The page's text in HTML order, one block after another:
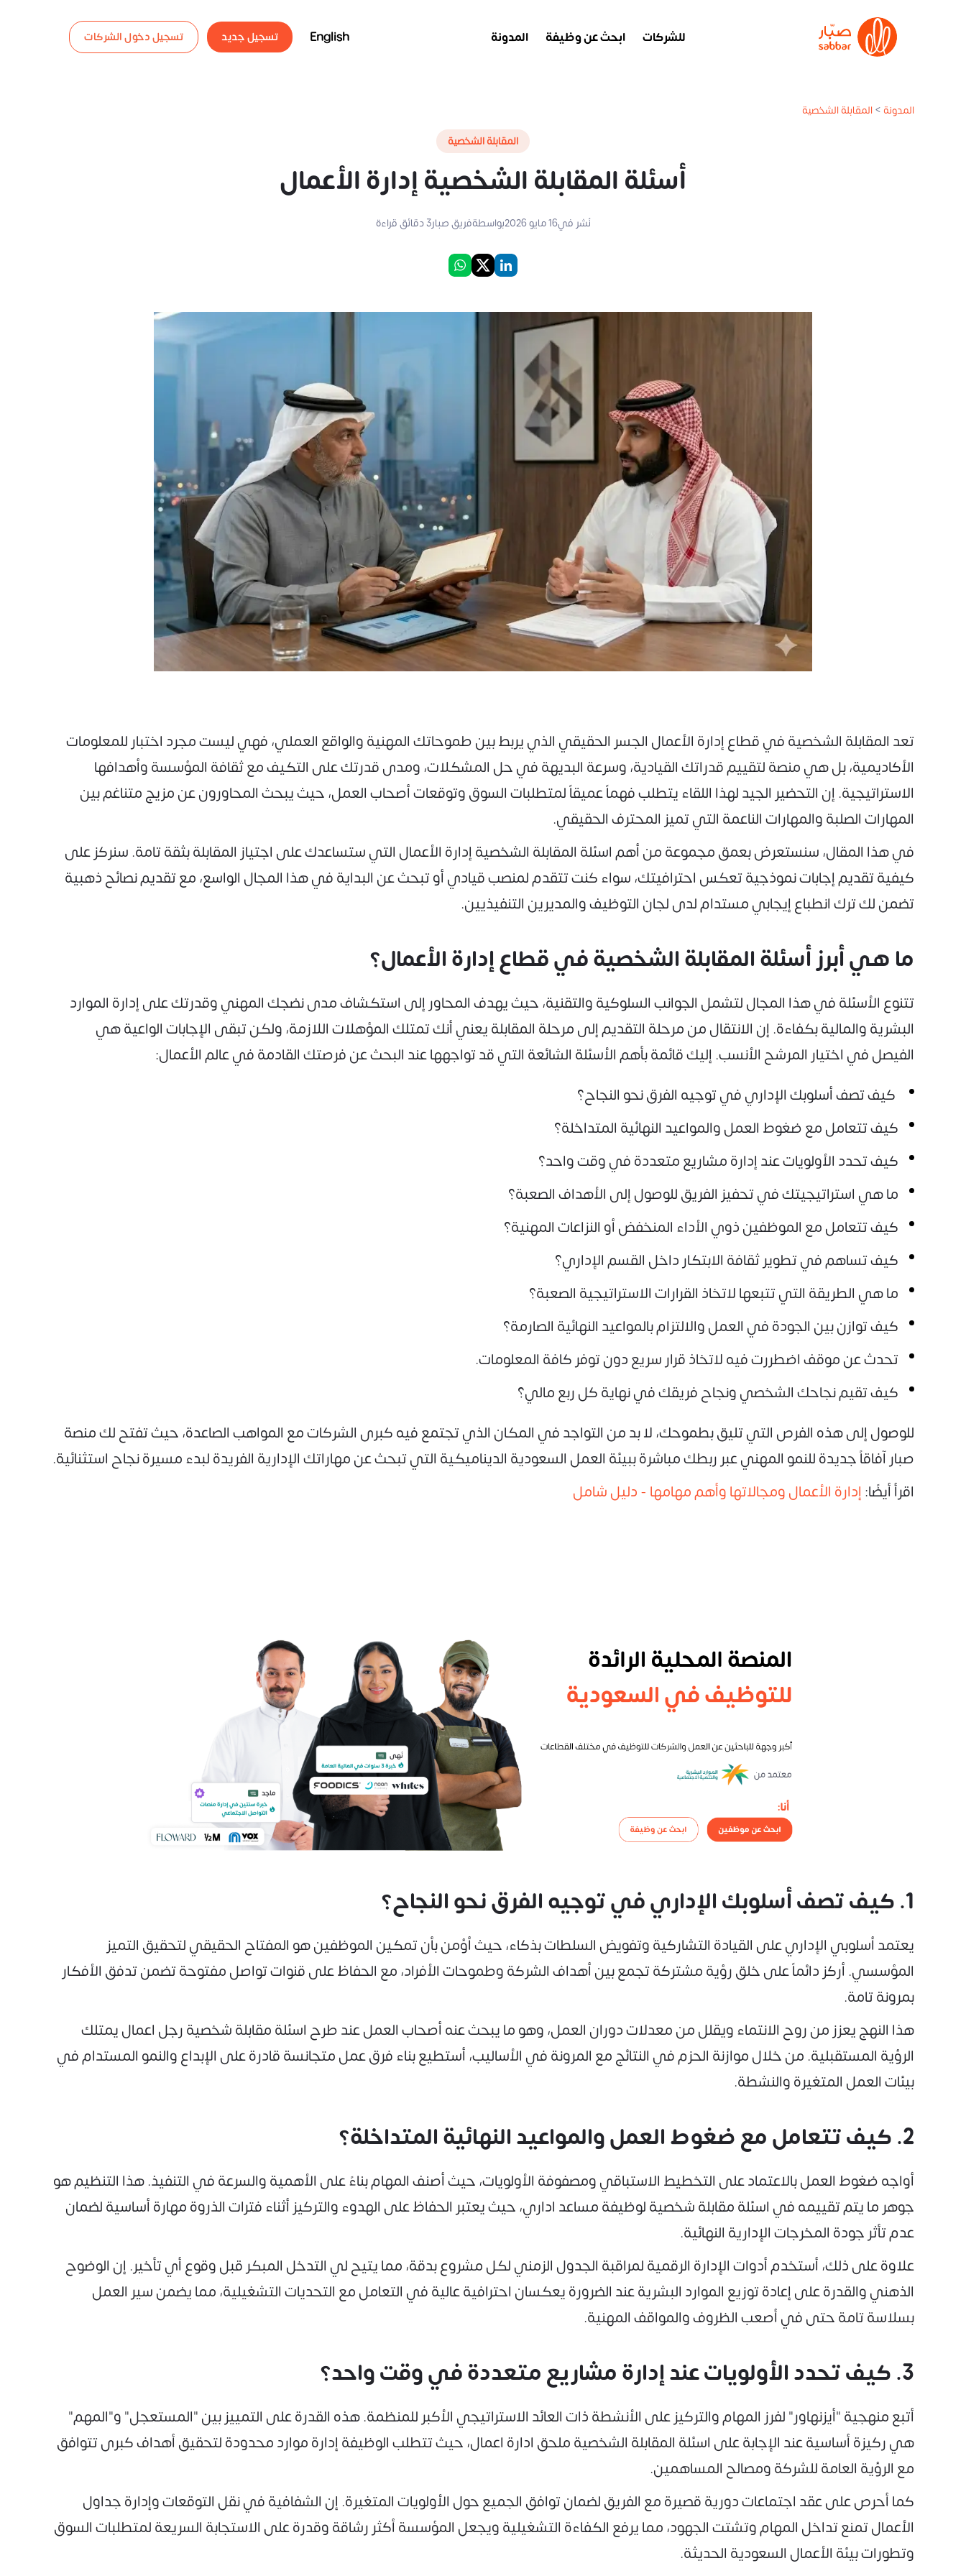
للشركات ابحث عن وظيفة المدونة English تسجيل جديد تسجيل دخول الشركات
المدونة>المقابلة الشخصية
المقابلة الشخصية
أسئلة المقابلة الشخصية إدارة الأعمال
نُشر في16 مايو 2026 بواسطةفريق صبار3دقائق قراءة
تعد المقابلة الشخصية في قطاع إدارة الأعمال الجسر الحقيقي الذي يربط بين طموحاتك المهنية والواقع العملي، فهي ليست مجرد اختبار للمعلومات
الأكاديمية، بل هي منصة لتقييم قدراتك القيادية، وسرعة البديهة في حل المشكلات، ومدى قدرتك على التكيف مع ثقافة المؤسسة وأهدافها
الاستراتيجية. إن التحضير الجيد لهذا اللقاء يتطلب فهماً عميقاً لمتطلبات السوق وتوقعات أصحاب العمل، حيث يبحث المحاورون عن مزيج متناغم بين
المهارات الصلبة والمهارات الناعمة التي تميز المحترف الحقيقي.
في هذا المقال، سنستعرض بعمق مجموعة من أهم اسئلة المقابلة الشخصية إدارة الأعمال التي ستساعدك على اجتياز المقابلة بثقة تامة. سنركز على
كيفية تقديم إجابات نموذجية تعكس احترافيتك، سواء كنت تتقدم لمنصب قيادي أو تبحث عن البداية في هذا المجال الواسع، مع تقديم نصائح ذهبية
تضمن لك ترك انطباع إيجابي مستدام لدى لجان التوظيف والمديرين التنفيذيين.
ما هي أبرز أسئلة المقابلة الشخصية في قطاع إدارة الأعمال؟
تتنوع الأسئلة في هذا المجال لتشمل الجوانب السلوكية والتقنية، حيث يهدف المحاور إلى استكشاف مدى نضجك المهني وقدرتك على إدارة الموارد
البشرية والمالية بكفاءة. إن الانتقال من مرحلة التقديم إلى مرحلة المقابلة يعني أنك تمتلك المؤهلات اللازمة، ولكن تبقى الإجابات الواعية هي
الفيصل في اختيار المرشح الأنسب. إليك قائمة بأهم الأسئلة الشائعة التي قد تواجهها عند البحث عن فرصتك القادمة في عالم الأعمال:
كيف تصف أسلوبك الإداري في توجيه الفرق نحو النجاح؟
كيف تتعامل مع ضغوط العمل والمواعيد النهائية المتداخلة؟
كيف تحدد الأولويات عند إدارة مشاريع متعددة في وقت واحد؟
ما هي استراتيجيتك في تحفيز الفريق للوصول إلى الأهداف الصعبة؟
كيف تتعامل مع الموظفين ذوي الأداء المنخفض أو النزاعات المهنية؟
كيف تساهم في تطوير ثقافة الابتكار داخل القسم الإداري؟
ما هي الطريقة التي تتبعها لاتخاذ القرارات الاستراتيجية الصعبة؟
كيف توازن بين الجودة في العمل والالتزام بالمواعيد النهائية الصارمة؟
تحدث عن موقف اضطررت فيه لاتخاذ قرار سريع دون توفر كافة المعلومات.
كيف تقيم نجاحك الشخصي ونجاح فريقك في نهاية كل ربع مالي؟
للوصول إلى هذه الفرص التي تليق بطموحك، لا بد من التواجد في المكان الذي تجتمع فيه كبرى الشركات مع المواهب الصاعدة، حيث تفتح لك منصة
صبار آفاقاً جديدة للنمو المهني عبر ربطك مباشرة ببيئة العمل السعودية الديناميكية التي تبحث عن مهاراتك الإدارية الفريدة لبدء مسيرة نجاح استثنائية.
اقرأ أيضًا:إدارة الأعمال ومجالاتها وأهم مهامها - دليل شامل
1. كيف تصف أسلوبك الإداري في توجيه الفرق نحو النجاح؟
يعتمد أسلوبي الإداري على القيادة التشاركية وتفويض السلطات بذكاء، حيث أؤمن بأن تمكين الموظفين هو المفتاح الحقيقي لتحقيق التميز
المؤسسي. أركز دائماً على خلق رؤية مشتركة تجمع بين أهداف الشركة وطموحات الأفراد، مع الحفاظ على قنوات تواصل مفتوحة تضمن تدفق الأفكار
بمرونة تامة.
هذا النهج يعزز من روح الانتماء ويقلل من معدلات دوران العمل، وهو ما يبحث عنه أصحاب العمل عند طرح اسئلة مقابلة شخصية رجل اعمال يمتلك
الرؤية المستقبلية. من خلال موازنة الحزم في النتائج مع المرونة في الأساليب، أستطيع بناء فرق عمل متجانسة قادرة على الإبداع والنمو المستدام في
بيئات العمل المتغيرة والنشطة.
2. كيف تتعامل مع ضغوط العمل والمواعيد النهائية المتداخلة؟
أواجه ضغوط العمل بالاعتماد على التخطيط الاستباقي ومصفوفة الأولويات، حيث أصنف المهام بناءً على الأهمية والسرعة في التنفيذ. هذا التنظيم هو
جوهر ما يتم تقييمه في اسئلة مقابلة شخصية لوظيفة مساعد اداري، حيث يعتبر الحفاظ على الهدوء والتركيز أثناء فترات الذروة مهارة أساسية لضمان
عدم تأثر جودة المخرجات الإدارية النهائية.
علاوة على ذلك، أستخدم أدوات الإدارة الرقمية لمراقبة الجدول الزمني لكل مشروع بدقة، مما يتيح لي التدخل المبكر قبل وقوع أي تأخير. إن الوضوح
الذهني والقدرة على إعادة توزيع الموارد البشرية عند الضرورة يعكسان احترافية عالية في التعامل مع التحديات التشغيلية، مما يضمن سير العمل
بسلاسة تامة حتى في أصعب الظروف والمواقف المهنية.
3. كيف تحدد الأولويات عند إدارة مشاريع متعددة في وقت واحد؟
أتبع منهجية "أيزنهاور" لفرز المهام والتركيز على الأنشطة ذات العائد الاستراتيجي الأكبر للمنظمة. هذه القدرة على التمييز بين "المستعجل" و"المهم"
هي ركيزة أساسية عند الإجابة على اسئلة المقابلة الشخصية ملحق ادارة اعمال، حيث تتطلب الوظيفة إدارة موارد محدودة لتحقيق أهداف كبرى تتوافق
مع الرؤية العامة للشركة ومصالح المساهمين.
كما أحرص على عقد اجتماعات دورية قصيرة مع الفريق لضمان توافق الجميع حول الأولويات المتغيرة. إن الشفافية في نقل التوقعات وإدارة جداول
الأعمال تمنع تداخل المهام وتشتت الجهود، مما يرفع الكفاءة التشغيلية ويجعل المؤسسة أكثر رشاقة وقدرة على الاستجابة السريعة لمتطلبات السوق
وتطورات بيئة الأعمال السعودية الحديثة.